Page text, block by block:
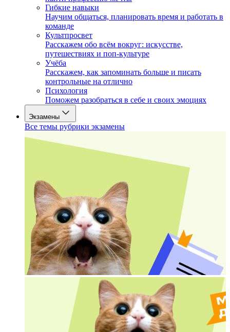
Гибкие навыки
Научим общаться, планировать время и работать в
команде
Культпросвет
Расскажем обо всём вокруг: искусстве,
путешествиях и поп-культуре
Учёба
Расскажем, как запоминать больше и писать
контрольные на отлично
Психология
Поможем разобраться в себе и своих эмоциях
Экзамены
Все темы рубрики экзамены